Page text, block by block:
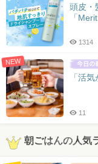
頭皮・
「
1314
NEW
「活
11
朝ごはんの人気